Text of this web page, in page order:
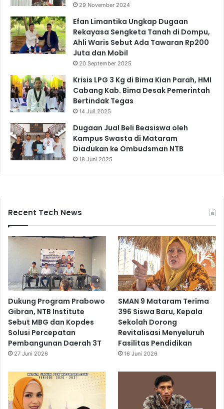
29 November 2024
Efan Limantika Ungkap Dugaan
Rekayasa Sengketa Tanah di Dompu,
Ahli Waris Sebut Ada Tawaran Rp200
Juta dan Mobil
20 September 2025
Krisis LPG 3 Kg di Bima Kian Parah, HMI
Cabang Kab. Bima Desak Pemerintah
Bertindak Tegas
14 Juli 2025
Dugaan Jual Beli Beasiswa oleh
Kampus Swasta di Mataram
Diadukan ke Ombudsman NTB
18 Juni 2025
Recent Tech News
Dukung Program Prabowo
Gibran, NTB Institute
Sebut MBG dan Kopdes
Solusi Percepatan
Pembangunan Daerah 3T
27 Juni 2026
SMAN 9 Mataram Terima
396 Siswa Baru, Kepala
Sekolah Dorong
Revitalisasi Menyeluruh
Fasilitas Pendidikan
16 Juni 2026